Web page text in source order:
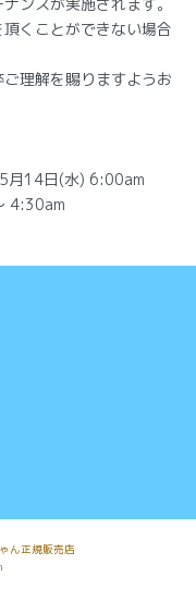
くことができない場合
理解を賜りますようお
月14日(水) 6:00am
4:30am
ん正規販売店